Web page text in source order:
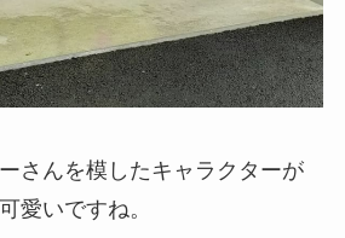
さんを模したキャラクターが
愛いですね。